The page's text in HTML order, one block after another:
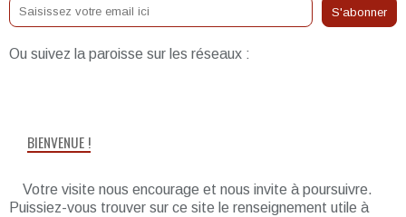
Ou suivez la paroisse sur les réseaux :
BIENVENUE !
Votre visite nous encourage et nous invite à poursuivre.
Puissiez-vous trouver sur ce site le renseignement utile à